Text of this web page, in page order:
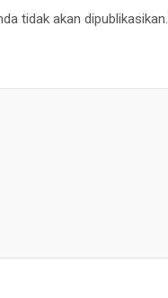
tidak akan dipublikasikan.